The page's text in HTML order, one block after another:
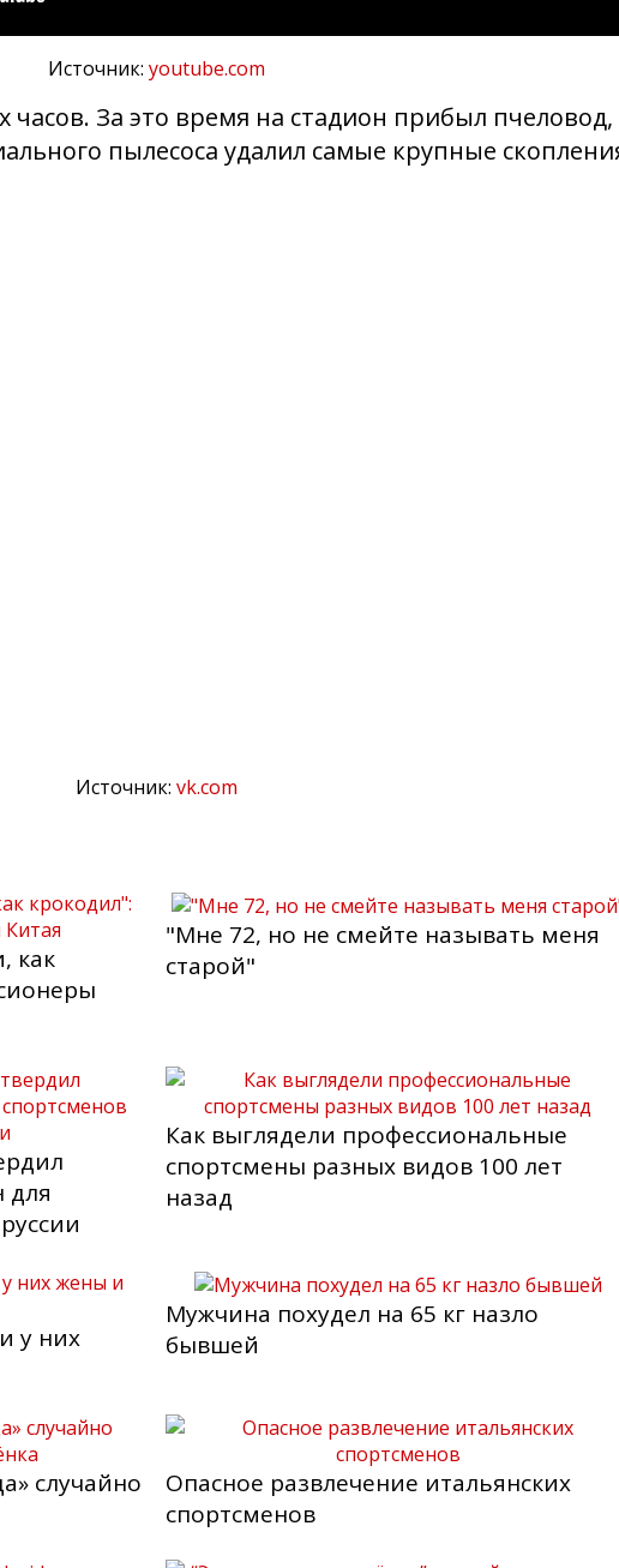
Источник: youtube.com
часов. За это время на стадион прибыл пчеловод,
пылесоса удалил самые крупные
Источник: vk.com
как
"Мне 72, но не смейте называть меня
старой"
для
Как выглядели профессиональные
спортсмены разных видов 100 лет
назад
у них
Мужчина похудел на 65 кг назло
бывшей
случайно
Опасное развлечение итальянских
спортсменов